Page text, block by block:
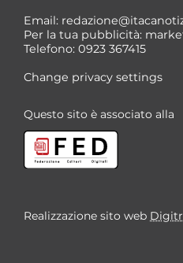
Email:
Per la tua pubblicità:
Telefono: 0923 367415
Change privacy settings
Questo sito è associato alla
Realizzazione sito web